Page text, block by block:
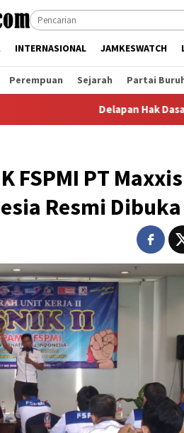
INTERNASIONAL JAMKESWATCH
Perempuan Sejarah Partai
Delapan Hak Dasar
FSPMI PT Maxxis
Resmi Dibuka